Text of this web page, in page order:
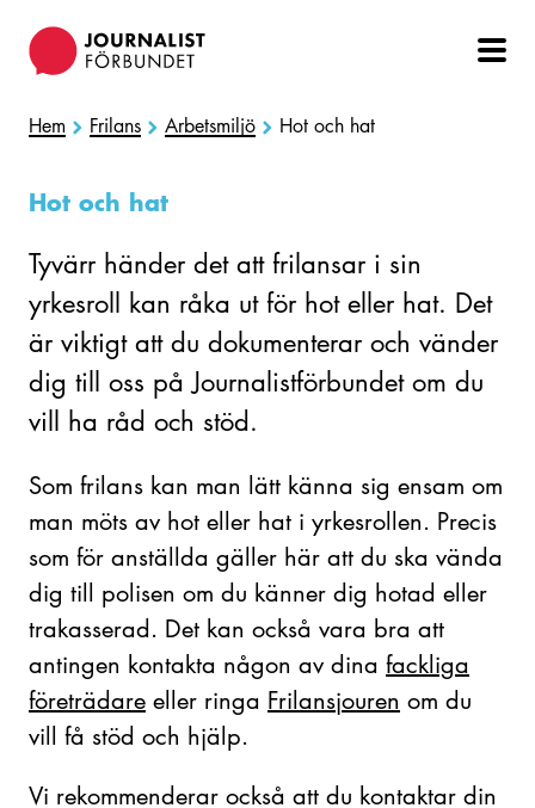
Hem Frilans Arbetsmiljö Hot och hat
Hot och hat
Tyvärr händer det att frilansar i sin
yrkesroll kan råka ut för hot eller hat. Det
är viktigt att du dokumenterar och vänder
dig till oss på Journalistförbundet om du
vill ha råd och stöd.
Som frilans kan man lätt känna sig ensam om
man möts av hot eller hat i yrkesrollen. Precis
som för anställda gäller här att du ska vända
dig till polisen om du känner dig hotad eller
trakasserad. Det kan också vara bra att
antingen kontakta någon av dina fackliga
företrädare eller ringa Frilansjouren om du
vill få stöd och hjälp.
Vi rekommenderar också att du kontaktar din